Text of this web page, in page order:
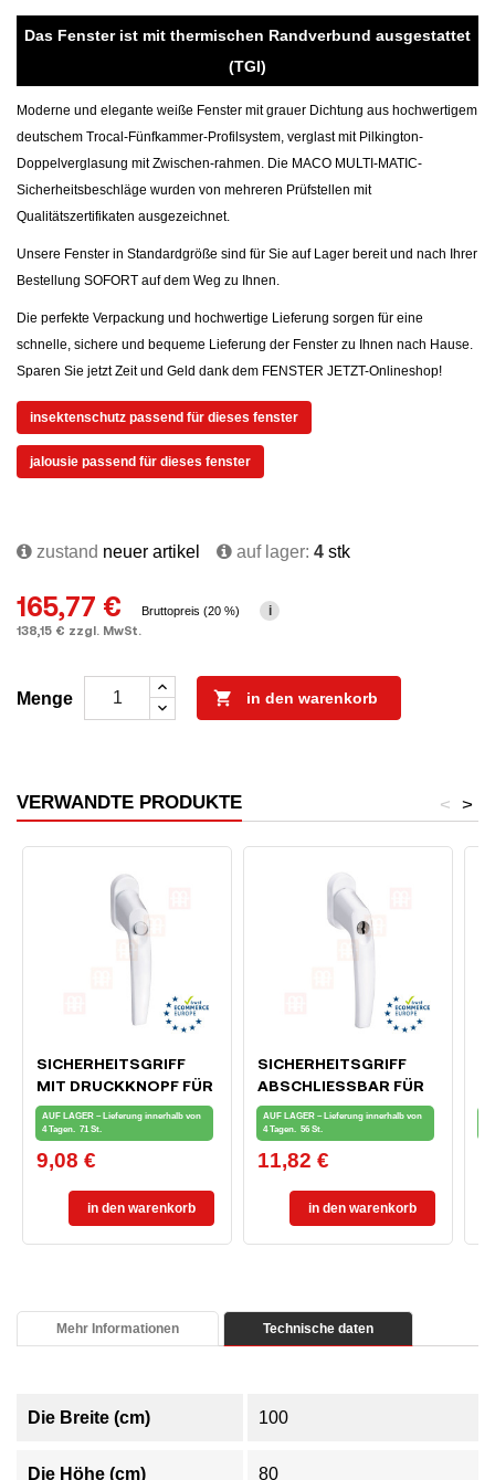
Das Fenster ist mit thermischen Randverbund ausgestattet
(TGI)
Moderne und elegante weiße Fenster mit grauer Dichtung aus hochwertigem
deutschem Trocal-Fünfkammer-Profilsystem, verglast mit Pilkington-
Doppelverglasung mit Zwischen-rahmen. Die MACO MULTI-MATIC-
Sicherheitsbeschläge wurden von mehreren Prüfstellen mit
Qualitätszertifikaten ausgezeichnet.
Unsere Fenster in Standardgröße sind für Sie auf Lager bereit und nach Ihrer
Bestellung SOFORT auf dem Weg zu Ihnen.
Die perfekte Verpackung und hochwertige Lieferung sorgen für eine
schnelle, sichere und bequeme Lieferung der Fenster zu Ihnen nach Hause.
Sparen Sie jetzt Zeit und Geld dank dem FENSTER JETZT-Onlineshop!
insektenschutz passend für dieses fenster
jalousie passend für dieses fenster
zustand neuer artikel auf lager: 4 stk
165,77 €
138,15 € zzgl. MwSt.
Bruttopreis (20 %) i
Menge  in den warenkorb
VERWANDTE PRODUKTE >
<
SICHERHEITSGRIFF
MIT DRUCKKNOPF FÜR
FENSTER UND
BALKONTÜR, WEISS
AUF LAGER – Lieferung innerhalb von
4 Tagen. 71 St.
Preis
9,08 €
in den warenkorb
SICHERHEITSGRIFF
ABSCHLIESSBAR FÜR F
ENSTER UND B
ALKONTÜREN, WEISS
AUF LAGER – Lieferung innerhalb von
4 Tagen. 56 St.
Preis
11,82 €
in den warenkorb
Mehr Informationen Technische daten
Die Breite (cm) 100
Die Höhe (cm) 80